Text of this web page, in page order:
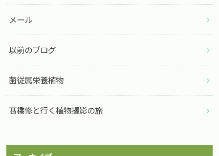
メール
以前のブログ
菌従属栄養植物
髙橋修と行く植物撮影の旅